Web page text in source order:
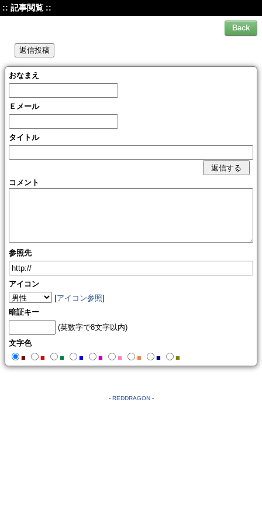
:: 記事閲覧 ::
おなまえ
Ｅメール
タイトル
コメント
参照先
アイコン
[アイコン参照]
暗証キー
(英数字で8文字以内)
文字色
■
■ ■ ■ ■ ■ ■ ■ ■
- REDDRAGON-